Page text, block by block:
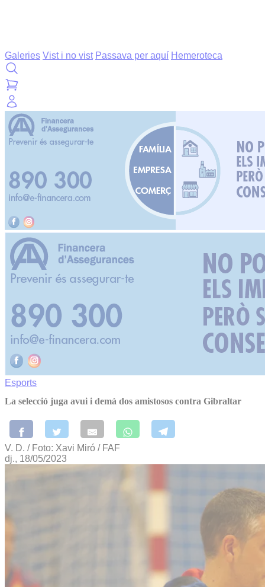
Galeries Vist i no vist Passava per aquí Hemeroteca
Esports
La selecció juga avui i demà dos amistosos contra Gibraltar
V. D. / Foto: Xavi Miró / FAF
dj., 18/05/2023